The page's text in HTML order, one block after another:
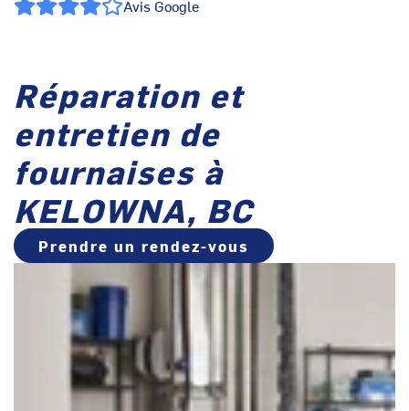
Avis Google
Réparation et
entretien de
fournaises à
KELOWNA, BC
Prendre un rendez-vous